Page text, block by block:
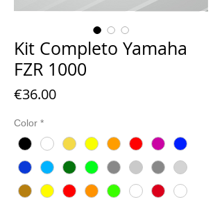
Kit Completo Yamaha
FZR 1000
€36.00Price
Color *